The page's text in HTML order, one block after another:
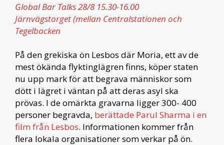
Global Bar Talks 28/8 15.30-16.00
Järnvägstorget (mellan Centralstationen och
Tegelbacken
På den grekiska ön Lesbos där Moria, ett av de
mest ökända flyktinglägren finns, köper staten
nu upp mark för att begrava människor som
dött i lägret i väntan på att deras asyl ska
prövas. I de omärkta gravarna ligger 300- 400
personer begravda, berättade Parul Sharma i en
film från Lesbos. Informationen kommer från
flera lokala organisationer som verkar på ön.